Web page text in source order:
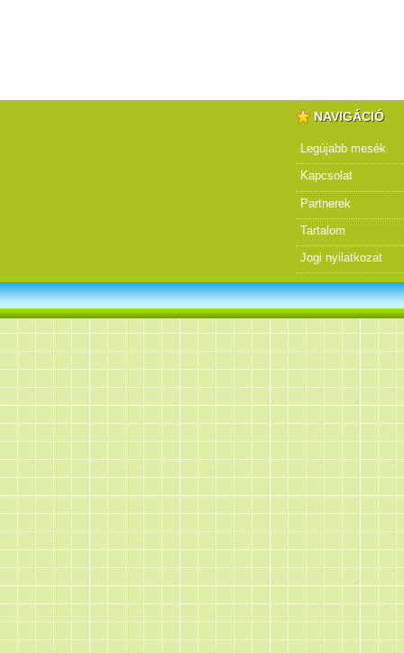
NAVIGÁCIÓ
Legújabb mesék
Kapcsolat
Partnerek
Tartalom
Jogi nyilatkozat